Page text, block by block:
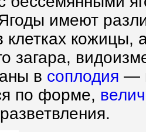
имеют
клетках кожицы,
загара,
в соплодия —
по форме,